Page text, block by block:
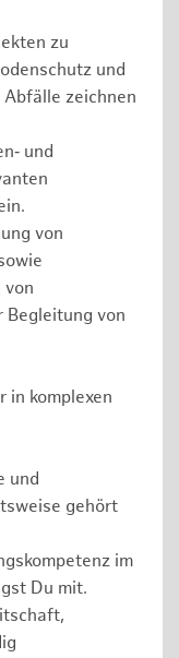
zu
und
zeichnen
und
von
von
Begleitung von
in komplexen
und
gehört
im
Du mit.